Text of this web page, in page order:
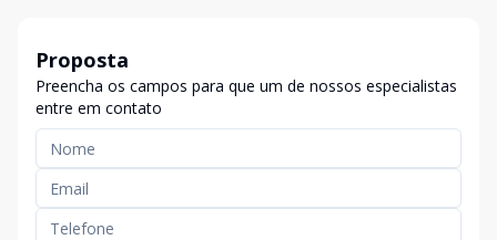
Proposta
Preencha os campos para que um de nossos especialistas
entre em contato